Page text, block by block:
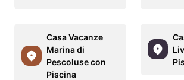
Casa Vacanze
Marina di
Pescoluse con
Piscina